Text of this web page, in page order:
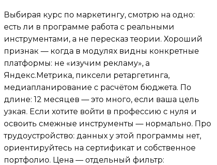
Выбирая курс по маркетингу, смотрю на одно:
есть ли в программе работа с реальными
инструментами, а не пересказ теории. Хороший
признак — когда в модулях видны конкретные
платформы: не «изучим рекламу», а
Яндекс.Метрика, пиксели ретаргетинга,
медиапланирование с расчётом бюджета. По
длине: 12 месяцев — это много, если ваша цель
узкая. Если хотите войти в профессию с нуля и
освоить смежные инструменты — нормально. Про
трудоустройство: данных у этой программы нет,
ориентируйтесь на сертификат и собственное
портфолио. Цена — отдельный фильтр: